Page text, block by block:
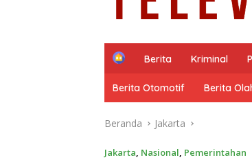
H
m
e
Berita Kriminal
Berita Otomotif Berita
Beranda Jakarta
Jakarta, Nasional, Pemerintahan